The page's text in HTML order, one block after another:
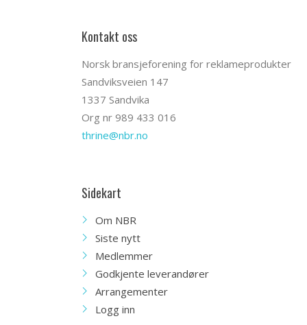
Kontakt oss
Norsk bransjeforening for reklameprodukter
Sandviksveien 147
1337 Sandvika
Org nr 989 433 016
thrine@nbr.no
Sidekart
Om NBR
Siste nytt
Medlemmer
Godkjente leverandører
Arrangementer
Logg inn